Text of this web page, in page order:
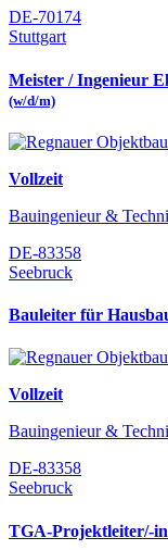
DE-70174
Stuttgart
Meister / Ingenieur
(w/d/m)
Vollzeit
Bauingenieur &
DE-83358
Seebruck
Bauleiter für
Vollzeit
Bauingenieur &
DE-83358
Seebruck
TGA-Projektleiter/-